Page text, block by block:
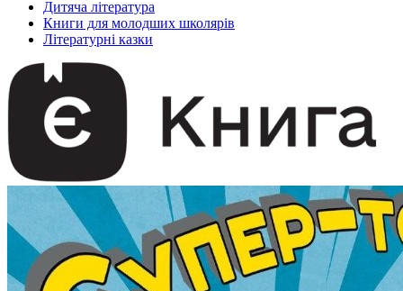
Дитяча література
Книги для молодших школярів
Літературні казки